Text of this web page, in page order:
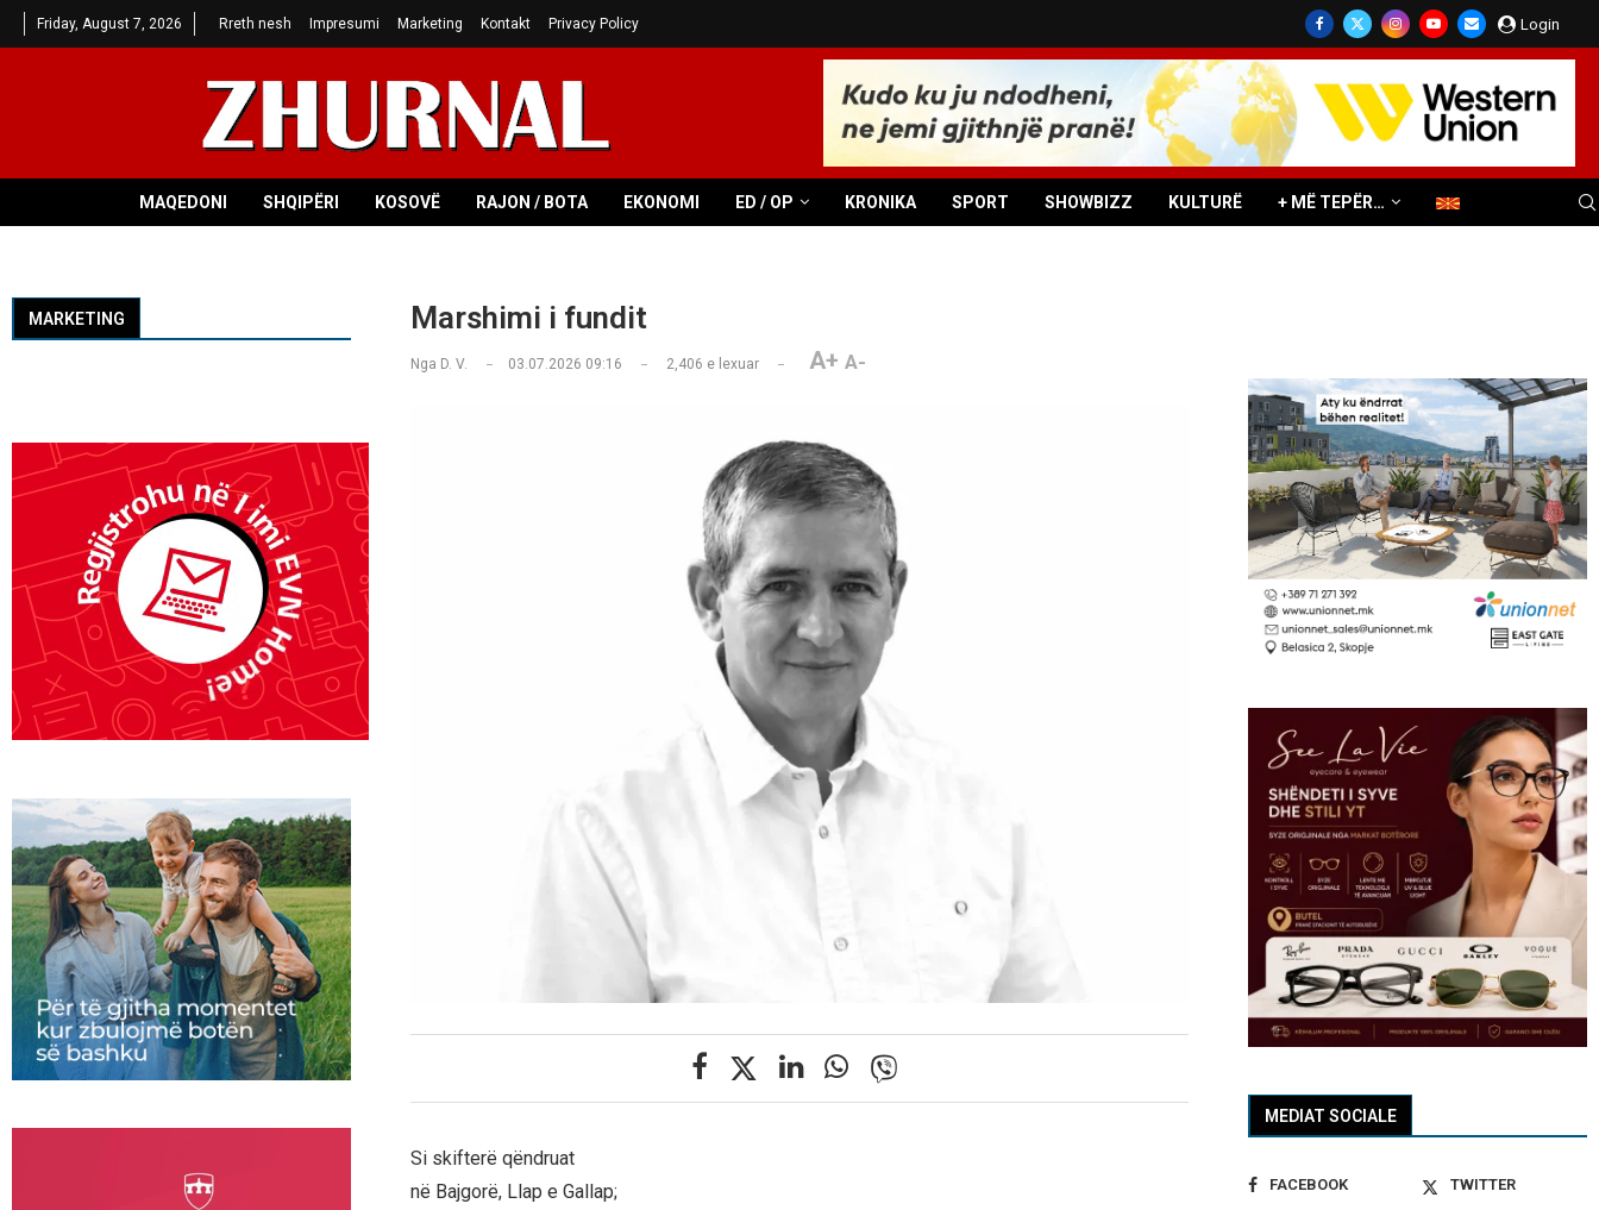
Friday, August 7, 2026 Rreth nesh Impresumi Marketing Kontakt Privacy Policy Login
MAQEDONI SHQIPËRI KOSOVË RAJON / BOTA EKONOMI ED / OP KRONIKA SPORT SHOWBIZZ KULTURË + MË TEPËR…
Marshimi i fundit
Nga D. V. 03.07.2026 09:16 2,406 e lexuar A+ A-
Si skifterë qëndruat
në Bajgorë, Llap e Gallap;
MEDIAT SOCIALE
FACEBOOK
TWITTER
MARKETING